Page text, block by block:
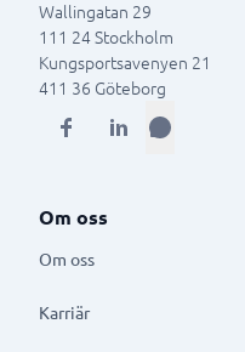
Wallingatan 29
111 24Stockholm
Kungsportsavenyen 21
411 36 Göteborg
Om oss
Om oss
Karriär